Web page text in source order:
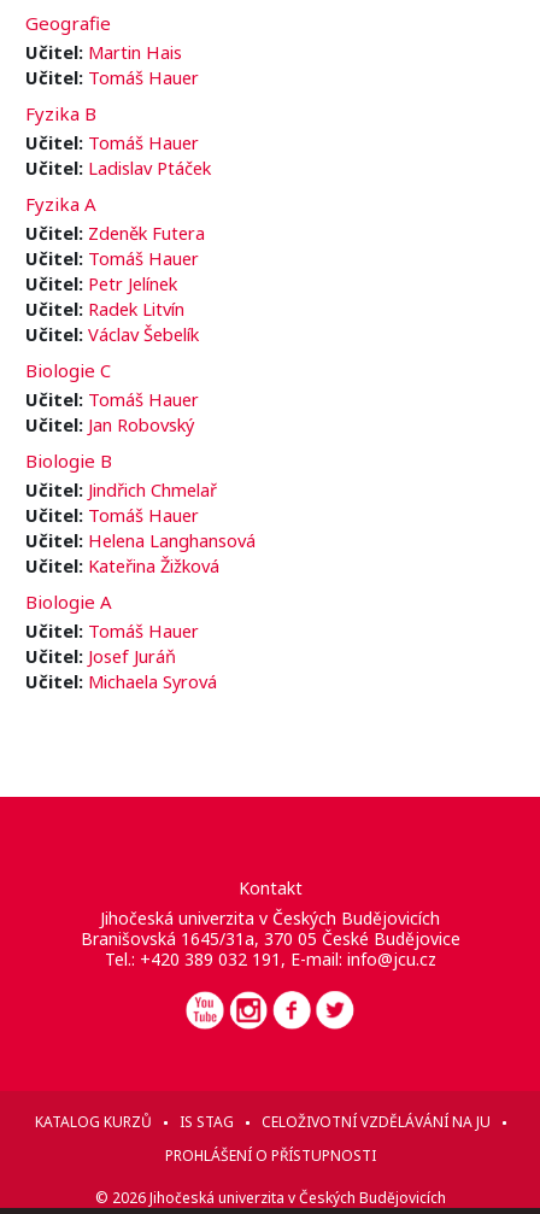
Geografie
Učitel: Martin Hais
Učitel: Tomáš Hauer
Fyzika B
Učitel: Tomáš Hauer
Učitel: Ladislav Ptáček
Fyzika A
Učitel: Zdeněk Futera
Učitel: Tomáš Hauer
Učitel: Petr Jelínek
Učitel: Radek Litvín
Učitel: Václav Šebelík
Biologie C
Učitel: Tomáš Hauer
Učitel: Jan Robovský
Biologie B
Učitel: Jindřich Chmelař
Učitel: Tomáš Hauer
Učitel: Helena Langhansová
Učitel: Kateřina Žižková
Biologie A
Učitel: Tomáš Hauer
Učitel: Josef Juráň
Učitel: Michaela Syrová
Kontakt
Jihočeská univerzita v Českých Budějovicích
Branišovská 1645/31a, 370 05 České Budějovice
Tel.: +420 389 032 191, E-mail: info@jcu.cz
KATALOG KURZŮ IS STAG
CELOŽIVOTNÍ VZDĚLÁVÁNÍ NA JU
PROHLÁŠENÍ O PŘÍSTUPNOSTI
© 2026 Jihočeská univerzita v Českých Budějovicích